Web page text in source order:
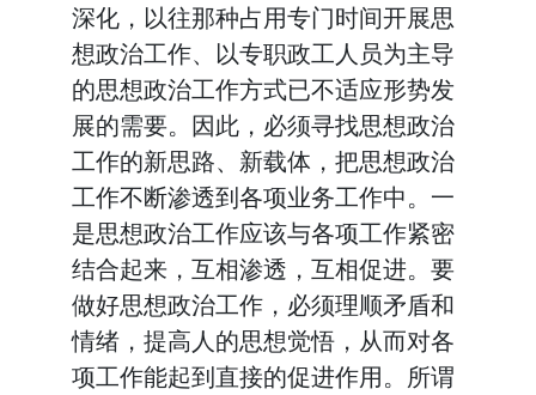
深化，以往那种占用专门时间开展思
想政治工作、以专职政工人员为主导
的思想政治工作方式已不适应形势发
展的需要。因此，必须寻找思想政治
工作的新思路、新载体，把思想政治
工作不断渗透到各项业务工作中。一
是思想政治工作应该与各项工作紧密
结合起来，互相渗透，互相促进。要
做好思想政治工作，必须理顺矛盾和
情绪，提高人的思想觉悟，从而对各
项工作能起到直接的促进作用。所谓